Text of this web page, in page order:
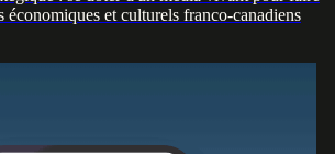
économiques et culturels franco-canadiens